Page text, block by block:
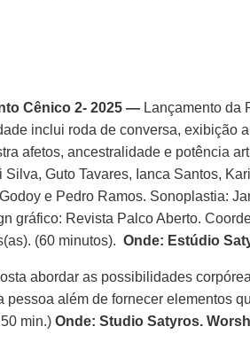
Cênico 2- 2025 — Lançamento da
inclui roda de conversa, exibição
afetos, ancestralidade e potência
Guto Tavares, Ianca Santos,
e Pedro Ramos. Sonoplastia:
gráfico: Revista Palco Aberto.
(60 minutos). Onde: Estúdio
abordar as possibilidades
além de fornecer elementos
min.) Onde: Studio Satyros.